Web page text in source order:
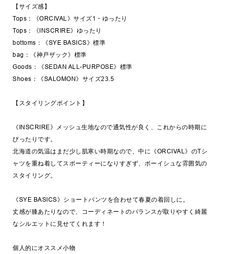
【サイズ感】
Tops：《ORCIVAL》サイズ1・ゆったり
Tops：《INSCRIRE》ゆったり
bottoms：《SYE BASICS》標準
bag：《神戸ザック》標準
Goods：《SEDAN ALL-PURPOSE》標準
Shoes：《SALOMON》サイズ23.5
【スタイリングポイント】
《INSCRIRE》メッシュ生地なので通気性が良く、これからの時期に
ぴったりです。
北海道の気温はまだ少し肌寒い時期なので、中に《ORCIVAL》のTシ
ャツを重ね着してスポーティーになりすぎず、ボーイシュな雰囲気の
スタイリング。
《SYE BASICS》ショートパンツを合わせて春夏の着回しに。
丈感が膝あたりなので、コーディネートのバランスが取りやすく綺麗
なシルエットに見せてくれます！
個人的にオススメ小物